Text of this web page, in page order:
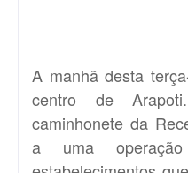
A manhã desta
centro de
caminhonete da
a uma